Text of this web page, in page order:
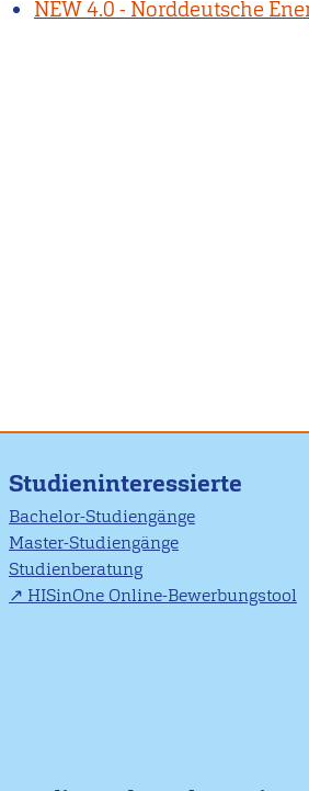
NEW 4.0 - Norddeutsche
Studieninteressierte
Bachelor-Studiengänge
Master-Studiengänge
Studienberatung
HISinOne Online-Bewerbungstool